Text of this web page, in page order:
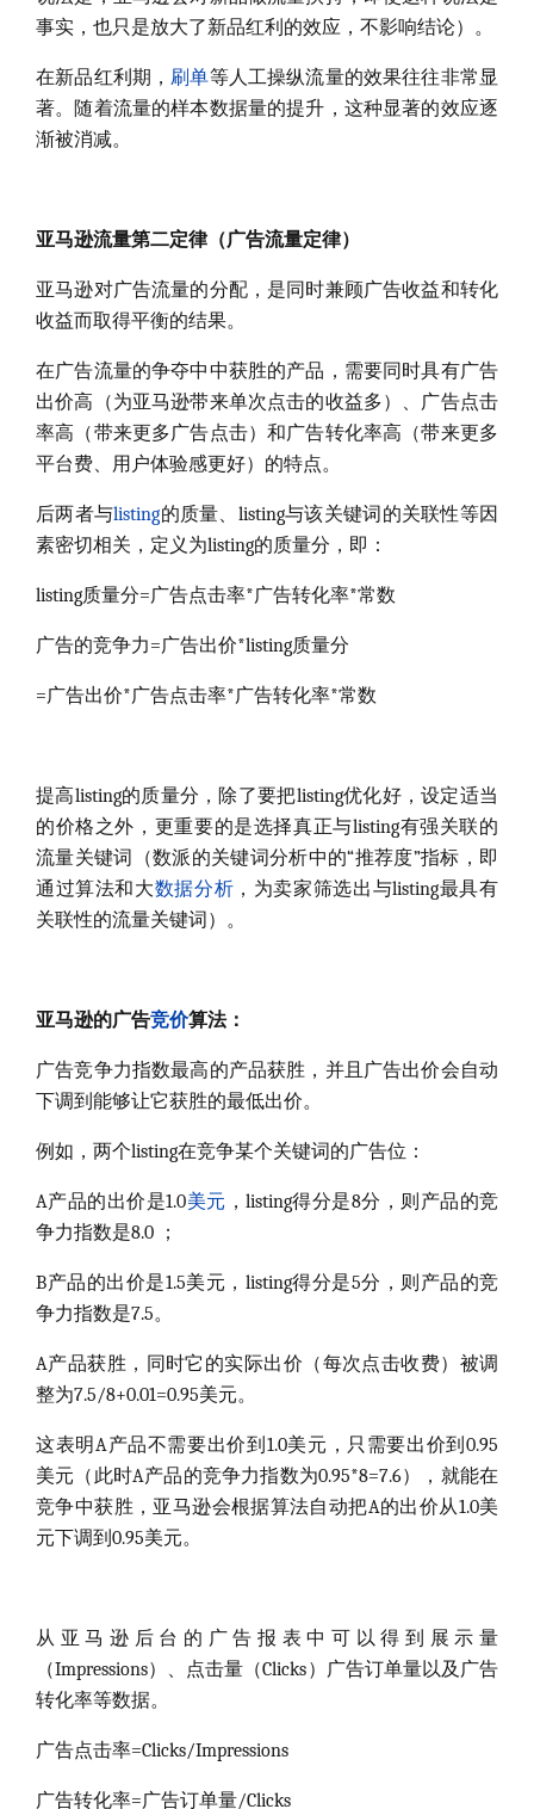
事实，也只是放大了新品红利的效应，不影响结论）。
在新品红利期， 刷单等人工操纵流量的效果往往非常显
著。随着流量的样本数据量的提升，这种显著的效应逐
渐被消减。
亚马逊流量第二定律（广告流量定律）
亚马逊对广告流量的分配，是同时兼顾广告收益和转化
收益而取得平衡的结果。
在广告流量的争夺中中获胜的产品，需要同时具有广告
出价高（为亚马逊带来单次点击的收益多）、广告点击
率高（带来更多广告点击）和广告转化率高（带来更多
平台费、用户体验感更好）的特点。
后两者与listing的质量、listing与该关键词的关联性等因
素密切相关，定义为listing的质量分，即：
listing质量分=广告点击率*广告转化率*常数
广告的竞争力=广告出价*listing质量分
=广告出价*广告点击率*广告转化率*常数
提高listing的质量分，除了要把listing优化好，设定适当
的价格之外，更重要的是选择真正与listing有强关联的
流量关键词（数派的关键词分析中的“推荐度”指标，即
通过算法和大数据分析 ，为卖家筛选出与listing最具有
关联性的流量关键词）。
亚马逊的广告竞价算法：
广告竞争力指数最高的产品获胜，并且广告出价会自动
下调到能够让它获胜的最低出价。
例如，两个listing在竞争某个关键词的广告位：
A产品的出价是1.0美元 ，listing得分是8分，则产品的竞
争力指数是8.0 ；
B产品的出价是1.5美元，listing得分是5分，则产品的竞
争力指数是7.5。
A产品获胜，同时它的实际出价（每次点击收费）被调
整为7.5/8+0.01=0.95美元。
这表明A产品不需要出价到1.0美元，只需要出价到0.95
美元（此时A产品的竞争力指数为0.95*8=7.6），就能在
竞争中获胜，亚马逊会根据算法自动把A的出价从1.0美
元下调到0.95美元。
从亚马逊后台的广告报表中可以得到展示量
（Impressions）、点击量（Clicks）广告订单量以及广告
转化率等数据。
广告点击率=Clicks/Impressions
广告转化率=广告订单量/Clicks